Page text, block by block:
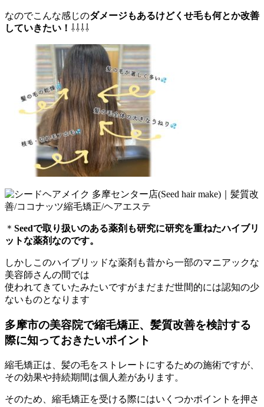
なのでこんな感じのダメージもあるけどくせ毛も何とか改善
していきたい！ ⇩⇩⇩⇩
＊ Seedで取り扱いのある薬剤も研究に研究を重ねたハイブリ
ットな薬剤なのです。
しかしこのハイブリッドな薬剤も昔から一部のマニアックな
美容師さんの間では
使われてきていたみたいですがまだまだ世間的には認知の少
ないものとなります
多摩市の美容院で縮毛矯正、 髪質改善を検討する
際に知っておきたいポイント
縮毛矯正は、髪の毛をストレートにするための施術ですが、
その効果や持続期間は個人差があります。
そのため、 縮毛矯正を受ける際にはいくつかポイントを押さ